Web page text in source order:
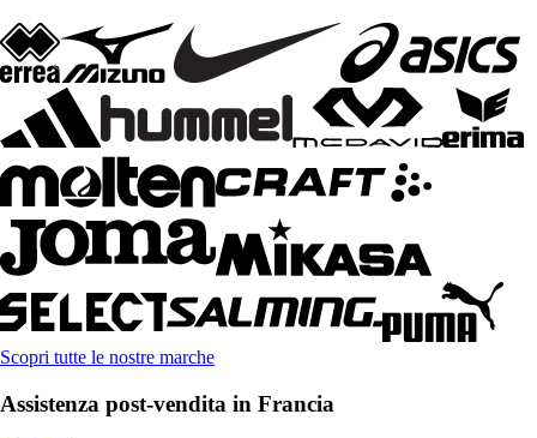
Scopri tutte le nostre marche
Assistenza post-vendita in Francia